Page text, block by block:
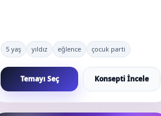
5 yaş yıldız eğlence çocuk parti
Temayı Seç Konsepti İncele